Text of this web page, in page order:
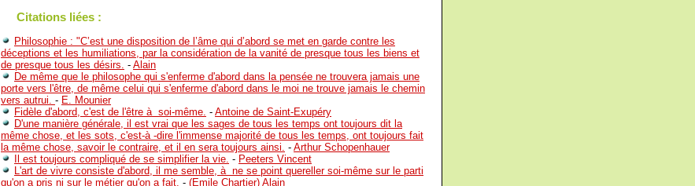
Citations liées :
Philosophie : "C’est une disposition de l’âme qui d’abord se met en garde contre les
déceptions et les humiliations, par la considération de la vanité de presque tous les biens et
de presque tous les désirs. - Alain
De même que le philosophe qui s'enferme d'abord dans la pensée ne trouvera jamais une
porte vers l'être, de même celui qui s'enferme d'abord dans le moi ne trouve jamais le chemin
vers autrui. - E. Mounier
Fidèle d'abord, c'est de l'être à soi-même. - Antoine de Saint-Exupéry
D'une manière générale, il est vrai que les sages de tous les temps ont toujours dit la
même chose, et les sots, c'est-à -dire l'immense majorité de tous les temps, ont toujours fait
la même chose, savoir le contraire, et il en sera toujours ainsi. - Arthur Schopenhauer
Il est toujours compliqué de se simplifier la vie. - Peeters Vincent
L'art de vivre consiste d'abord, il me semble, à ne se point quereller soi-même sur le parti
qu'on a pris ni sur le métier qu'on a fait. - (Emile Chartier) Alain